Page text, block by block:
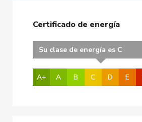
Certificado de energía
A+ A B
Su clase de energía es C
C D E